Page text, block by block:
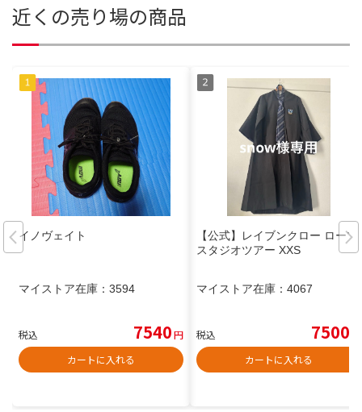
近くの売り場の商品
イノヴェイト
マイストア在庫： 3594
税込 7540円
カートに入れる
【公式】レイブンクロー ローブ
スタジオツアー XXS
マイストア在庫： 4067
税込 7500
カートに入れる